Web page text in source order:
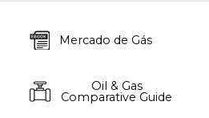
Mercado de Gás
Oil & Gas
Comparative Guide